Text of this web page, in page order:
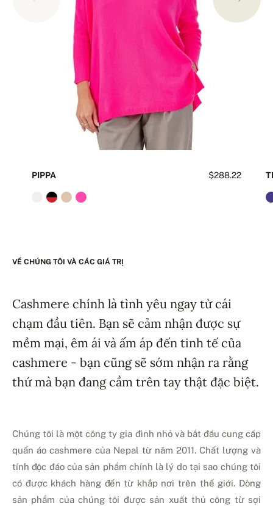
$288.22
PIPPA
VỀ CHÚNG TÔI VÀ CÁC GIÁ TRỊ
Cashmere chính là tình yêu ngay từ cái
chạm đầu tiên. Bạn sẽ cảm nhận được sự
mềm mại, êm ái và ấm áp đến tinh tế của
cashmere - bạn cũng sẽ sớm nhận ra rằng
thứ mà bạn đang cầm trên tay thật đặc biệt.
Chúng tôi là một công ty gia đình nhỏ và bắt đầu cung cấp
quần áo cashmere của Nepal từ năm 2011. Chất lượng và
tính độc đáo của sản phẩm chính là lý do tại sao chúng tôi
có được khách hàng đến từ khắp nơi trên thế giới. Dòng
sản phẩm của chúng tôi được sản xuất thủ công từ sợi